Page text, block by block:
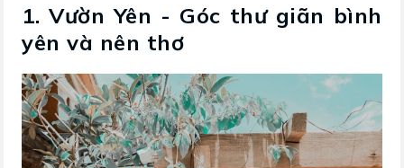
1. Vườn Yên - Góc thư giãn bình
yên và nên thơ